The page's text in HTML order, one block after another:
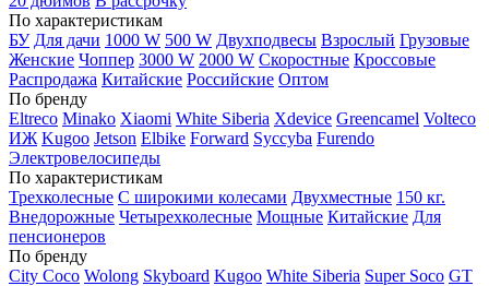
По характеристикам
БУ Для дачи 1000 W 500 W Двухподвесы Взрослый Грузовые
Женские Чоппер 3000 W 2000 W Скоростные Кроссовые
Распродажа Китайские Российские Оптом
По бренду
Eltreco Minako Xiaomi White Siberia Xdevice Greencamel Volteco
ИЖ Kugoo Jetson Elbike Forward Syccyba Furendo
Электровелосипеды
По характеристикам
Трехколесные С широкими колесами Двухместные 150 кг.
Внедорожные Четырехколесные Мощные Китайские Для
пенсионеров
По бренду
City Coco Wolong Skyboard Kugoo White Siberia Super Soco GT